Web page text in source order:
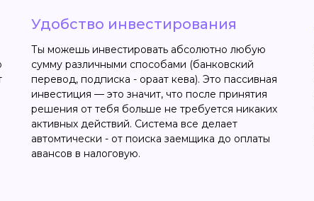
Удобство инвестирования
Ты можешь инвестировать абсолютно любую
сумму различными способами (банковский
перевод, подписка - ораат кева). Это пассивная
инвестиция — это значит, что после принятия
решения от тебя больше не требуется никаких
активных действий. Система все делает
автомтически - от поиска заемщика до оплаты
авансов в налоговую.